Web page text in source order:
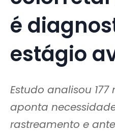
é
estágio
Estudo analisou
aponta
rastreamento e